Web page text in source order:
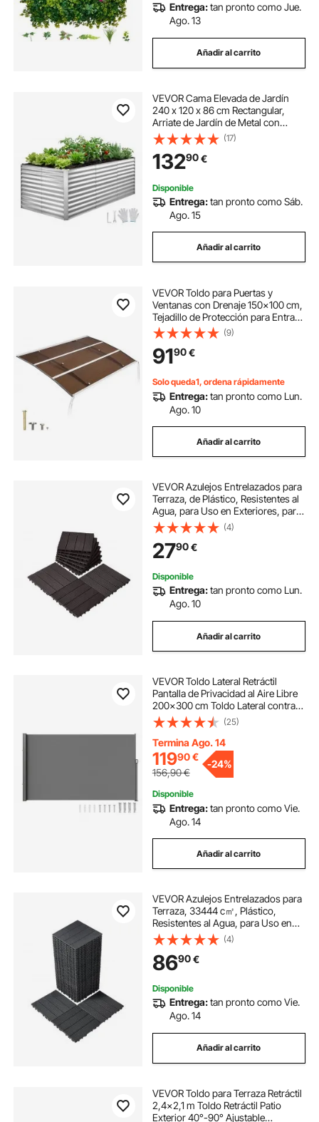
Entrega:tan pronto como Jue.
Ago. 13
Añadir al carrito
VEVOR Cama Elevada de Jardín
240 x 120 x 86 cm Rectangular,
Arriate de Jardín de Metal con
Fondo Abierto, para Cultivo de
Flores Plantas Verduras con
Accesorios para Terraza Patio
Balcón, Plateado
(17)
13290€
Disponible
Entrega:tan pronto como Sáb.
Ago. 15
Añadir al carrito
VEVOR Toldo para Puertas y
Ventanas con Drenaje 150x100 cm,
Tejadillo de Protección para Entrada
con Soporte de ABS, Protección
contra Lluvia, Nieve, Sol, Toldo de
Policarbonato para Porche, Marrón
(9)
9190€
Solo queda1, ordena rápidamente
Entrega:tan pronto como Lun.
Ago. 10
Añadir al carrito
VEVOR Azulejos Entrelazados para
Terraza, de Plástico, Resistentes al
Agua, para Uso en Exteriores, para
Todo Tipo de Climas, para
Terrazas, Porches, Piscinas,
Marrón Oscuro, 300 x 300 x 20
mm, 10 uds
(4)
2790€
Disponible
Entrega:tan pronto como Lun.
Ago. 10
Añadir al carrito
VEVOR Toldo Lateral Retráctil
Pantalla de Privacidad al Aire Libre
200x300 cm Toldo Lateral contra
Viento Impermeable de Poliéster
Divisor de Habitación UV 30+ para
Patio, Jardín, Balcón, Gris
(25)
Termina Ago. 14
11990€
156,90€
-24%
Disponible
Entrega:tan pronto como Vie.
Ago. 14
Añadir al carrito
VEVOR Azulejos Entrelazados para
Terraza, 33444 c㎡, Plástico,
Resistentes al Agua, para Uso en
Exteriores, para Todo Tipo de
Climas, para Porches, Piscinas,
Balcones, Gris Oscuro, 300 x 300 x
20 mm
(4)
8690€
Disponible
Entrega:tan pronto como Vie.
Ago. 14
Añadir al carrito
VEVOR Toldo para Terraza Retráctil
2,4x2,1 m Toldo Retráctil Patio
Exterior 40°-90° Ajustable